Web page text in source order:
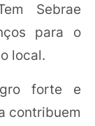
Sebrae
para o
local.
forte e
contribuem